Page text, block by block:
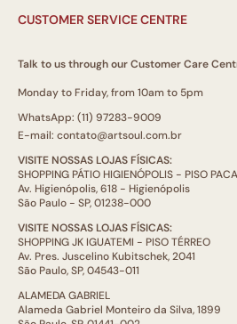
CUSTOMER SERVICE CENTRE
Talk to us through our Customer Care
Monday to Friday, from 10am to 5pm
WhatsApp: (11) 97283-9009
E-mail: contato@artsoul.com.br
VISITE NOSSAS LOJAS FÍSICAS:
SHOPPING PÁTIO HIGIENÓPOLIS - PISO
Av. Higienópolis, 618 - Higienópolis
São Paulo - SP, 01238-000
VISITE NOSSAS LOJAS FÍSICAS:
SHOPPING JK IGUATEMI - PISO TÉRREO
Av. Pres. Juscelino Kubitschek, 2041
São Paulo, SP, 04543-011
ALAMEDA GABRIEL
Alameda Gabriel Monteiro da Silva, 1899